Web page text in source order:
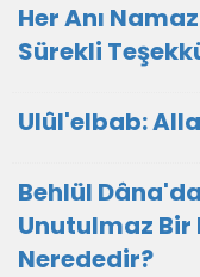
Her Anı
Sürekli
Ulûl'elbab:
Behlül
Unutulmaz Bir
Nerededir?